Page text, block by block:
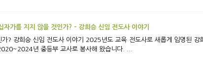
자가를 지지 않을 것인가? - 강희승 신임 전도사 이야기
>와 청년2부 <
년 중등부 교사로 봉사해 왔습니다. ...